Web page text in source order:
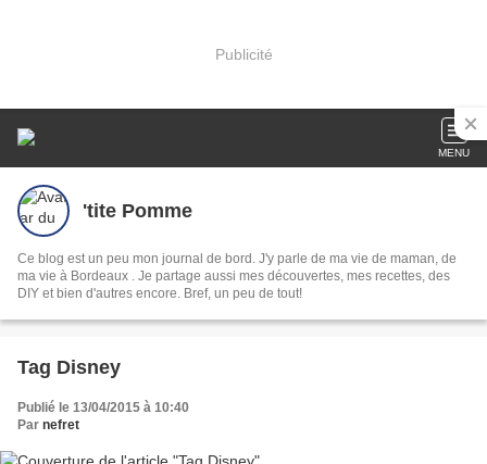
Publicité
MENU
'tite Pomme
Ce blog est un peu mon journal de bord. J'y parle de ma vie de maman, de
ma vie à Bordeaux . Je partage aussi mes découvertes, mes recettes, des
DIY et bien d'autres encore. Bref, un peu de tout!
Tag Disney
Publié le 13/04/2015 à 10:40
Par nefret